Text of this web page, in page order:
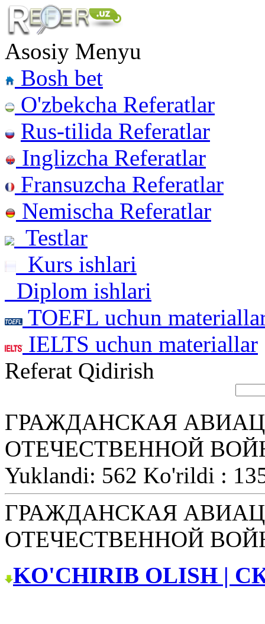
Asosiy Menyu
Bosh bet
O'zbekcha Referatlar
Rus-tilida Referatlar
Inglizcha Referatlar
Fransuzcha Referatlar
Nemischa Referatlar
Testlar
Kurs ishlari
Diplom ishlari
TOEFL uchun
IELTS uchun materiallar
Referat Qidirish
ГРАЖДАНСКАЯ
ОТЕЧЕСТВЕННОЙ
Yuklandi: 562 Ko'rildi :
ГРАЖДАНСКАЯ
ОТЕЧЕСТВЕННОЙ
KO'CHIRIB OLISH |